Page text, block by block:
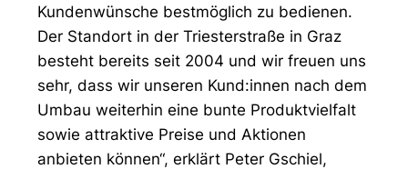
Kundenwünsche bestmöglich zu bedienen.
Der Standort in der Triesterstraße in Graz
besteht bereits seit 2004 und wir freuen uns
sehr, dass wir unseren Kund:innen nach dem
Umbau weiterhin eine bunte Produktvielfalt
sowie attraktive Preise und Aktionen
anbieten können“, erklärt Peter Gschiel,